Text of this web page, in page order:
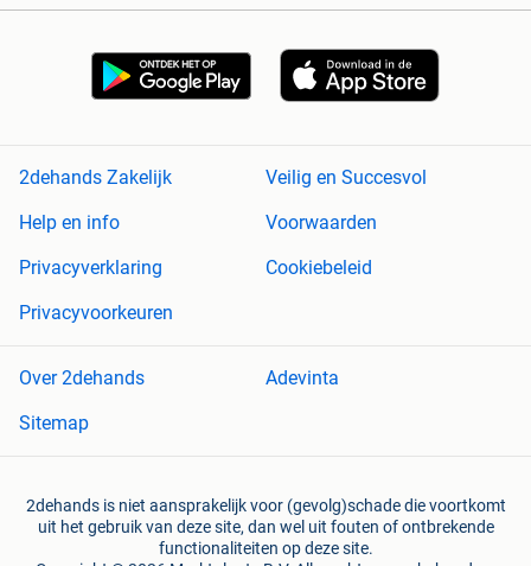
2dehands Zakelijk
Veilig en Succesvol
Help en info
Voorwaarden
Privacyverklaring
Cookiebeleid
Privacyvoorkeuren
Over 2dehands
Adevinta
Sitemap
2dehands is niet aansprakelijk voor (gevolg)schade die voortkomt
uit het gebruik van deze site, dan wel uit fouten of ontbrekende
functionaliteiten op deze site.